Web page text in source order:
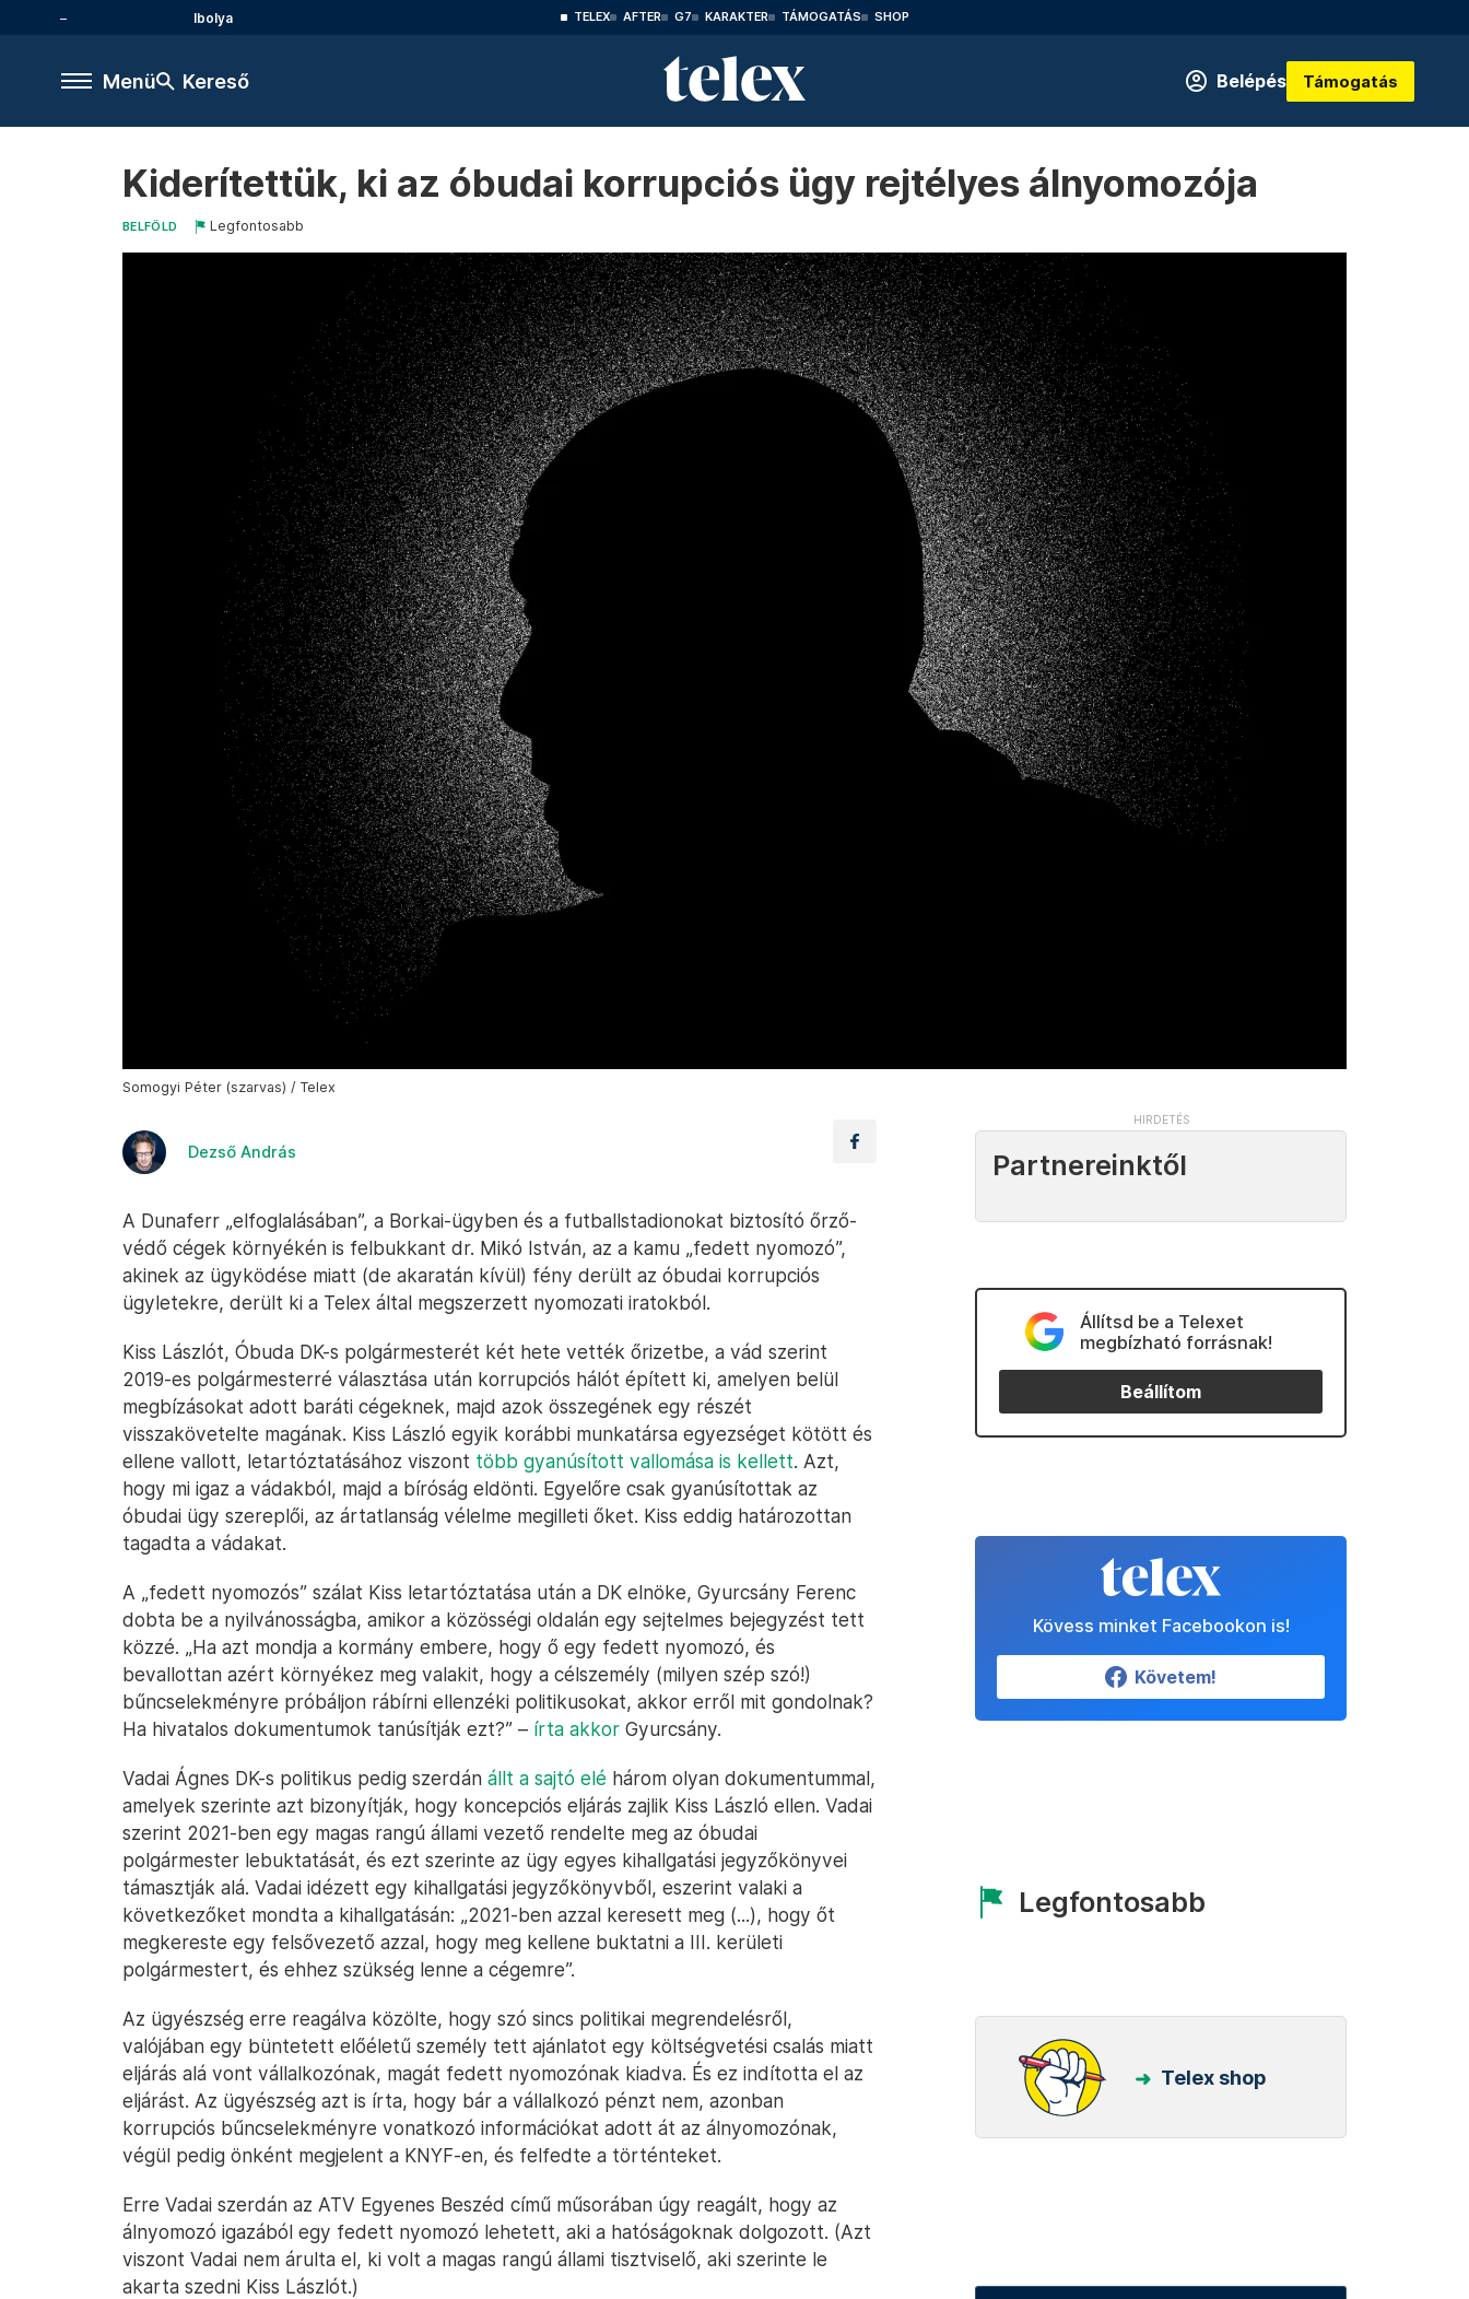
Ibolya TELEX AFTER G7 KARAKTER TÁMOGATÁS SHOP
Menü Kereső Belépés Támogatás
Kiderítettük, ki az óbudai korrupciós ügy rejtélyes álnyomozója
BELFÖLD Legfontosabb
Somogyi Péter (szarvas) / Telex
Dezső András
A Dunaferr „elfoglalásában”, a Borkai-ügyben és a futballstadionokat biztosító őrző-
védő cégek környékén is felbukkant dr. Mikó István, az a kamu „fedett nyomozó”,
akinek az ügyködése miatt (de akaratán kívül) fény derült az óbudai korrupciós
ügyletekre, derült ki a Telex által megszerzett nyomozati iratokból.
Kiss Lászlót, Óbuda DK-s polgármesterét két hete vették őrizetbe, a vád szerint
2019-es polgármesterré választása után korrupciós hálót épített ki, amelyen belül
megbízásokat adott baráti cégeknek, majd azok összegének egy részét
visszakövetelte magának. Kiss László egyik korábbi munkatársa egyezséget kötött és
ellene vallott, letartóztatásához viszont több gyanúsított vallomása is kellett. Azt,
hogy mi igaz a vádakból, majd a bíróság eldönti. Egyelőre csak gyanúsítottak az
óbudai ügy szereplői, az ártatlanság vélelme megilleti őket. Kiss eddig határozottan
tagadta a vádakat.
A „fedett nyomozós” szálat Kiss letartóztatása után a DK elnöke, Gyurcsány Ferenc
dobta be a nyilvánosságba, amikor a közösségi oldalán egy sejtelmes bejegyzést tett
közzé. „Ha azt mondja a kormány embere, hogy ő egy fedett nyomozó, és
bevallottan azért környékez meg valakit, hogy a célszemély (milyen szép szó!)
bűncselekményre próbáljon rábírni ellenzéki politikusokat, akkor erről mit gondolnak?
Ha hivatalos dokumentumok tanúsítják ezt?” – írta akkor Gyurcsány.
Vadai Ágnes DK-s politikus pedig szerdán állt a sajtó elé három olyan dokumentummal,
amelyek szerinte azt bizonyítják, hogy koncepciós eljárás zajlik Kiss László ellen. Vadai
szerint 2021-ben egy magas rangú állami vezető rendelte meg az óbudai
polgármester lebuktatását, és ezt szerinte az ügy egyes kihallgatási jegyzőkönyvei
támasztják alá. Vadai idézett egy kihallgatási jegyzőkönyvből, eszerint valaki a
következőket mondta a kihallgatásán: „2021-ben azzal keresett meg (...), hogy őt
megkereste egy felsővezető azzal, hogy meg kellene buktatni a III. kerületi
polgármestert, és ehhez szükség lenne a cégemre”.
Az ügyészség erre reagálva közölte, hogy szó sincs politikai megrendelésről,
valójában egy büntetett előéletű személy tett ajánlatot egy költségvetési csalás miatt
eljárás alá vont vállalkozónak, magát fedett nyomozónak kiadva. És ez indította el az
eljárást. Az ügyészség azt is írta, hogy bár a vállalkozó pénzt nem, azonban
korrupciós bűncselekményre vonatkozó információkat adott át az álnyomozónak,
végül pedig önként megjelent a KNYF-en, és felfedte a történteket.
Erre Vadai szerdán az ATV Egyenes Beszéd című műsorában úgy reagált, hogy az
álnyomozó igazából egy fedett nyomozó lehetett, aki a hatóságoknak dolgozott. (Azt
viszont Vadai nem árulta el, ki volt a magas rangú állami tisztviselő, aki szerinte le
akarta szedni Kiss Lászlót.)
Partnereinktől
Állítsd be a Telexet
megbízható forrásnak!
Beállítom
Kövess minket Facebookon is!
Követem!
Legfontosabb
Telex shop